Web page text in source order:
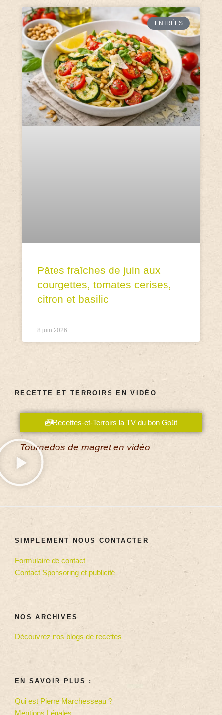
ENTRÉES
Pâtes fraîches de juin aux
courgettes, tomates cerises,
citron et basilic
8 juin 2026
RECETTE ET TERROIRS EN VIDÉO
Recettes-et-Terroirs la TV du bon Goût
Tournedos de magret en vidéo
SIMPLEMENT NOUS CONTACTER
Formulaire de contact
Contact Sponsoring et publicité
NOS ARCHIVES
Découvrez nos blogs de recettes
EN SAVOIR PLUS :
Qui est Pierre Marchesseau ?
Mentions Légales